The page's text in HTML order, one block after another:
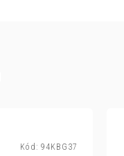
Kód: 94KBG37